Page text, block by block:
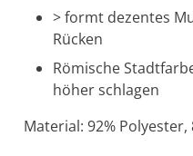
> formt dezentes
Rücken
Römische
höher schlagen
Material: 92% Polyester,